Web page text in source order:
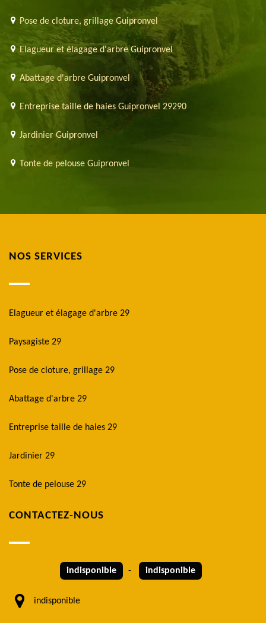
Pose de cloture, grillage Guipronvel
Elagueur et élagage d'arbre Guipronvel
Abattage d'arbre Guipronvel
Entreprise taille de haies Guipronvel 29290
Jardinier Guipronvel
Tonte de pelouse Guipronvel
NOS SERVICES
Elagueur et élagage d'arbre 29
Paysagiste 29
Pose de cloture, grillage 29
Abattage d'arbre 29
Entreprise taille de haies 29
Jardinier 29
Tonte de pelouse 29
CONTACTEZ-NOUS
indisponible - indisponible
indisponible